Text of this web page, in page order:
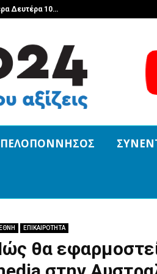
Δευτέρα 10…
ΠΕΛΟΠΟΝΝΗΣΟΣ
ΕΠΙΚΑΙΡΟΤΗΤΑ
θα